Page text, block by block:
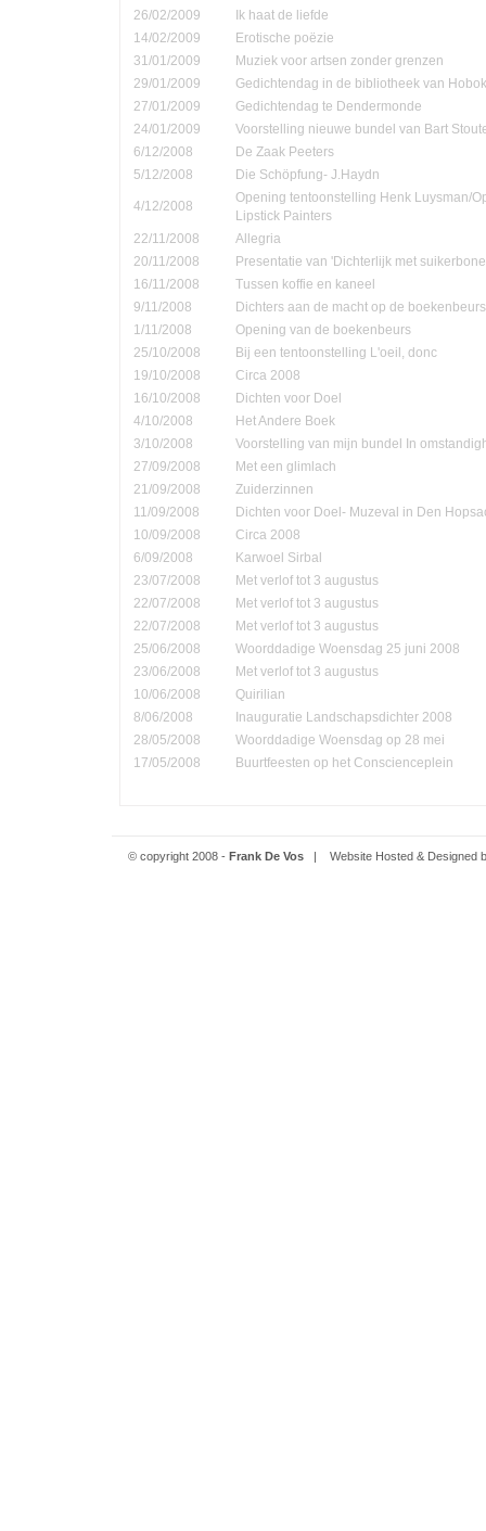
26/02/2009
Ik haat de liefde
14/02/2009
Erotische poëzie
31/01/2009
Muziek voor artsen zonder grenzen
29/01/2009
Gedichtendag in de bibliotheek van
27/01/2009
Gedichtendag te Dendermonde
24/01/2009
Voorstelling nieuwe bundel van Bart
6/12/2008
De Zaak Peeters
5/12/2008
Die Schöpfung- J.Haydn
4/12/2008
Opening tentoonstelling Henk Luysman/
Lipstick Painters
22/11/2008
Allegria
20/11/2008
Presentatie van 'Dichterlijk met
16/11/2008
Tussen koffie en kaneel
9/11/2008
Dichters aan de macht op de boekenbeurs
1/11/2008
Opening van de boekenbeurs
25/10/2008
Bij een tentoonstelling L'oeil, donc
19/10/2008
Circa 2008
16/10/2008
Dichten voor Doel
4/10/2008
Het Andere Boek
3/10/2008
Voorstelling van mijn bundel In
27/09/2008
Met een glimlach
21/09/2008
Zuiderzinnen
11/09/2008
Dichten voor Doel- Muzeval in Den
10/09/2008
Circa 2008
6/09/2008
Karwoel Sirbal
23/07/2008
Met verlof tot 3 augustus
22/07/2008
Met verlof tot 3 augustus
22/07/2008
Met verlof tot 3 augustus
25/06/2008
Woorddadige Woensdag 25 juni 2008
23/06/2008
Met verlof tot 3 augustus
10/06/2008
Quirilian
8/06/2008
Inauguratie Landschapsdichter 2008
28/05/2008
Woorddadige Woensdag op 28 mei
17/05/2008
Buurtfeesten op het Conscienceplein
© copyright 2008 - Frank De Vos| Website Hosted & Designed